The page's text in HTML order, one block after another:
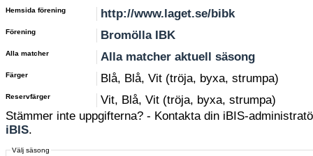
Hemsida förening http://www.laget.se/bibk
Förening Bromölla IBK
Alla matcher Alla matcher aktuell säsong
Färger Blå, Blå, Vit (tröja, byxa, strumpa)
Reservfärger
Vit, Blå, Vit (tröja, byxa, strumpa)
Stämmer inte uppgifterna? - Kontakta din iBIS-
iBIS.
Välj säsong